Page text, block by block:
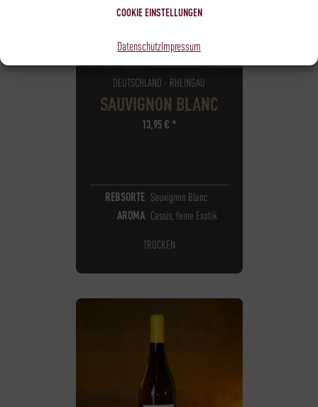
COOKIE EINSTELLUNGEN
DatenschutzImpressum
DEUTSCHLAND - RHEINGAU
SAUVIGNON BLANC
13,95€ *
REBSORTE Sauvignon Blanc
AROMA Cassis, feine Exotik
TROCKEN